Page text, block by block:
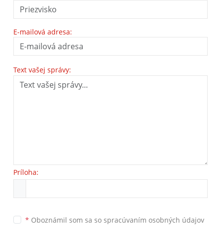
E-mailová adresa:
Text vašej správy:
Príloha:
* Oboznámil som sa so spracúvaním osobných údajov